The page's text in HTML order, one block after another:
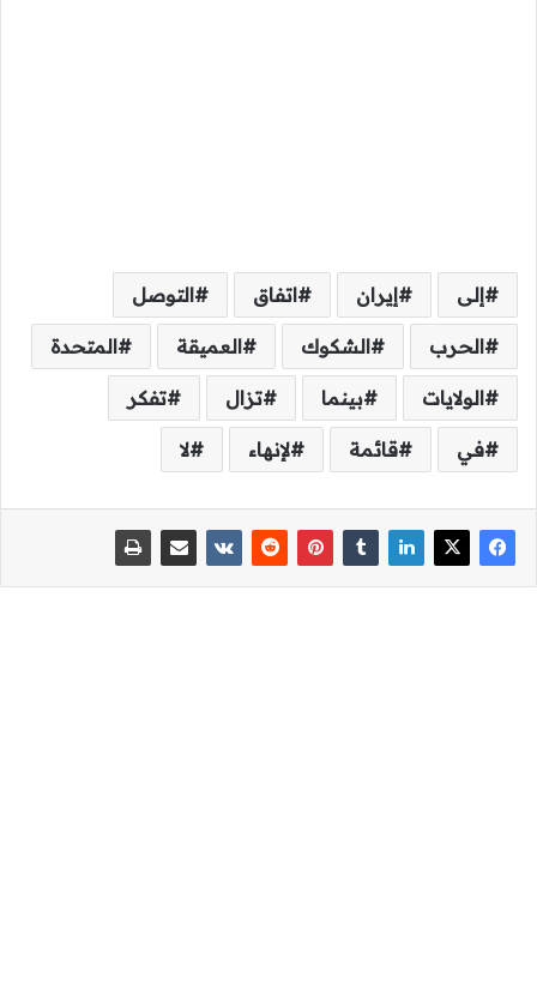
إلى إيران اتفاق التوصل
الحرب الشكوك العميقة المتحدة
الولايات بينما تزال تفكر
في قائمة لإنهاء لا